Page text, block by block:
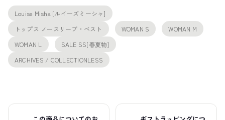
Louise Misha [ルイーズミーシャ]
トップス ノースリーブ・ベスト
WOMAN S
WOMAN M
WOMAN L
SALE SS[春夏物]
ARCHIVES / COLLECTIONLESS